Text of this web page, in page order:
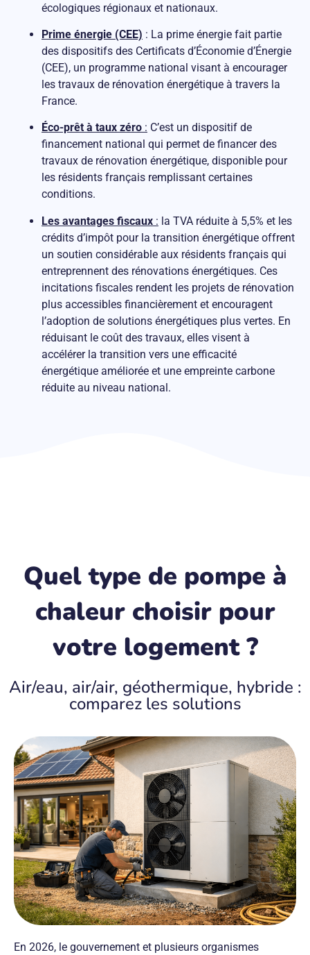
écologiques régionaux et nationaux.
Prime énergie (CEE) : La prime énergie fait partie
des dispositifs des Certificats d’Économie d’Énergie
(CEE), un programme national visant à encourager
les travaux de rénovation énergétique à travers la
France​​.
Éco-prêt à taux zéro : C’est un dispositif de
financement national qui permet de financer des
travaux de rénovation énergétique, disponible pour
les résidents français remplissant certaines
conditions​​.
Les avantages fiscaux : la TVA réduite à 5,5% et les
crédits d’impôt pour la transition énergétique offrent
un soutien considérable aux résidents français qui
entreprennent des rénovations énergétiques. Ces
incitations fiscales rendent les projets de rénovation
plus accessibles financièrement et encouragent
l’adoption de solutions énergétiques plus vertes. En
réduisant le coût des travaux, elles visent à
accélérer la transition vers une efficacité
énergétique améliorée et une empreinte carbone
réduite au niveau national.
Quel type de pompe à
chaleur choisir pour
votre logement ?
Air/eau, air/air, géothermique, hybride :
comparez les solutions
En 2026, le gouvernement et plusieurs organismes